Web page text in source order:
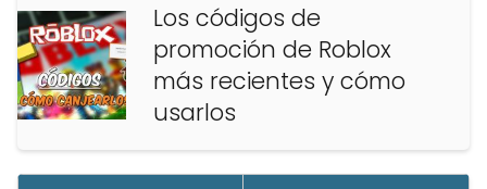
Los códigos de
promoción de Roblox
más recientes y cómo
usarlos